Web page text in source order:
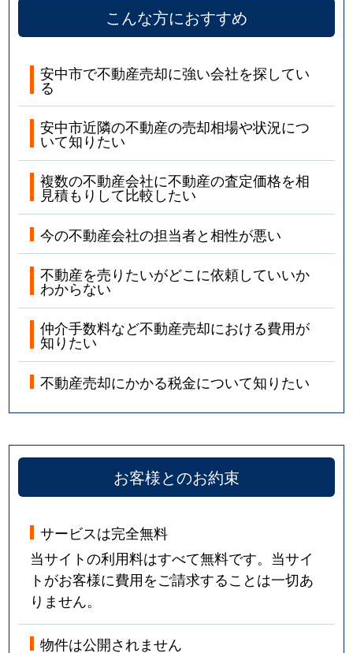
こんな方におすすめ
安中市で不動産売却に強い会社を探してい
る
安中市近隣の不動産の売却相場や状況につ
いて知りたい
複数の不動産会社に不動産の査定価格を相
見積もりして比較したい
今の不動産会社の担当者と相性が悪い
不動産を売りたいがどこに依頼していいか
わからない
仲介手数料など不動産売却における費用が
知りたい
不動産売却にかかる税金について知りたい
お客様とのお約束
サービスは完全無料
当サイトの利用料はすべて無料です。当サイ
トがお客様に費用をご請求することは一切あ
りません。
物件は公開されません